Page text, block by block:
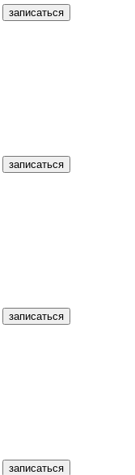
записаться
записаться
записаться
записаться